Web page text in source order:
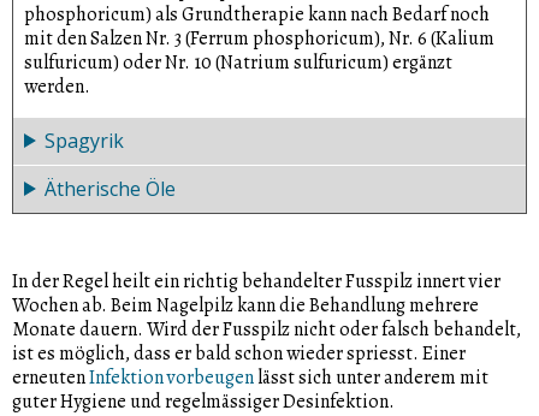
phosphoricum) als Grundtherapie kann nach Bedarf noch
mit den Salzen Nr. 3 (Ferrum phosphoricum), Nr. 6 (Kalium
sulfuricum) oder Nr. 10 (Natrium sulfuricum) ergänzt
werden.
Spagyrik
Mit derSpagyrikhaben Drogistinnen und Drogisten
ebenfalls gute Erfahrungen gemacht und zwar mit einer
und Sarsaparilla. Die Mischung zur äusserlichen Anwendung
kann man auf einen Wattepad geben und diesen auf den
betroffenen Nagel legen bis der Pad trocken ist.
Ätherische Öle
wirken ebenfalls fungizid.
In der Regel heilt ein richtig behandelter Fusspilz innert vier
Wochen ab. Beim Nagelpilz kann die Behandlung mehrere
Monate dauern. Wird der Fusspilz nicht oder falsch behandelt,
ist es möglich, dass er bald schon wieder spriesst. Einer
erneutenInfektion vorbeugenlässt sich unter anderem mit
guter Hygiene und regelmässiger Desinfektion.